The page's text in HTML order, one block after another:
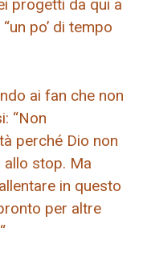
progetti da qui a
po’ di tempo
ai fan che non
“Non
perché Dio non
allo stop. Ma
in questo
per altre